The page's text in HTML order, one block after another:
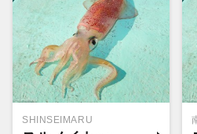
SHINSEIMARU